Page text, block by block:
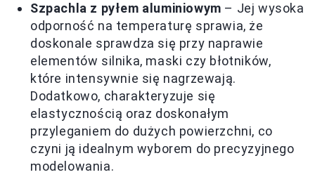
Szpachla z pyłem aluminiowym – Jej wysoka
odporność na temperaturę sprawia, że
doskonale sprawdza się przy naprawie
elementów silnika, maski czy błotników,
które intensywnie się nagrzewają.
Dodatkowo, charakteryzuje się
elastycznością oraz doskonałym
przyleganiem do dużych powierzchni, co
czyni ją idealnym wyborem do precyzyjnego
modelowania.